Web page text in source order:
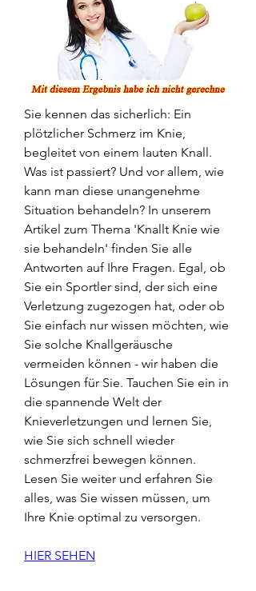
Sie kennen das sicherlich: Ein
plötzlicher Schmerz im Knie,
begleitet von einem lauten Knall.
Was ist passiert? Und vor allem, wie
kann man diese unangenehme
Situation behandeln? In unserem
Artikel zum Thema 'Knallt Knie wie
sie behandeln' finden Sie alle
Antworten auf Ihre Fragen. Egal, ob
Sie ein Sportler sind, der sich eine
Verletzung zugezogen hat, oder ob
Sie einfach nur wissen möchten, wie
Sie solche Knallgeräusche
vermeiden können - wir haben die
Lösungen für Sie. Tauchen Sie ein in
die spannende Welt der
Knieverletzungen und lernen Sie,
wie Sie sich schnell wieder
schmerzfrei bewegen können.
Lesen Sie weiter und erfahren Sie
alles, was Sie wissen müssen, um
Ihre Knie optimal zu versorgen.
HIER SEHEN